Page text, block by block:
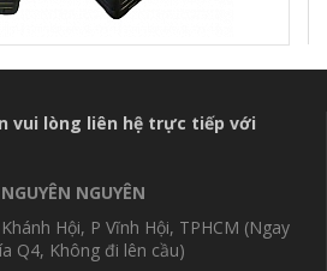
vui lòng liên hệ trực tiếp với
NGUYÊN
Hội, P Vĩnh Hội, TPHCM (Ngay
Q4, Không đi lên cầu)